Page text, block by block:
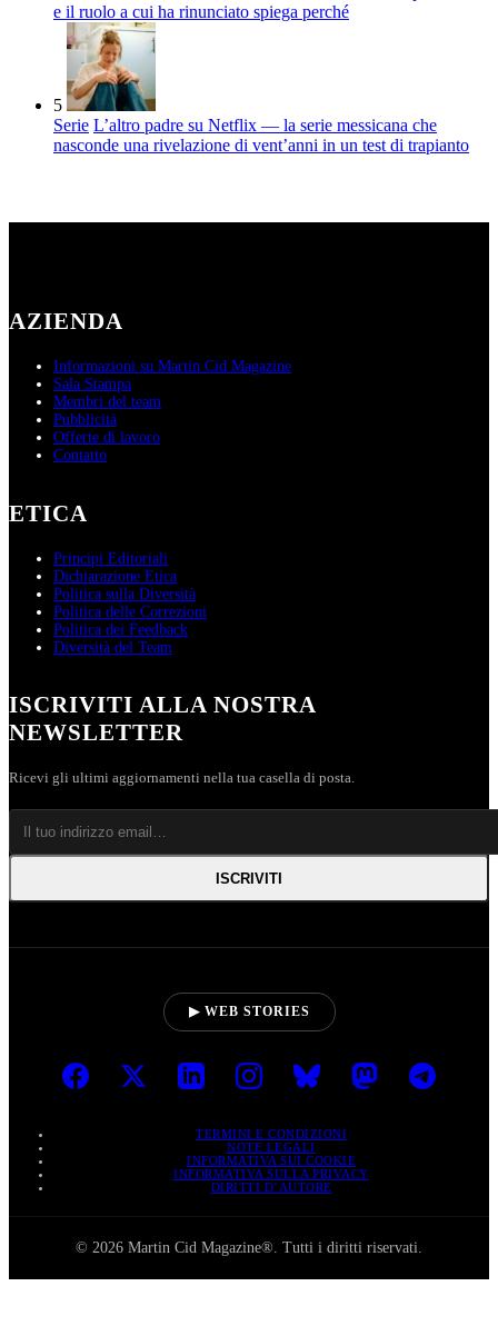
e il ruolo a cui ha rinunciato spiega perché
5
Serie L’altro padre su Netflix — la serie messicana che
nasconde una rivelazione di vent’anni in un test di trapianto
AZIENDA
Informazioni su Martin Cid Magazine
Sala Stampa
Membri del team
Pubblicità
Offerte di lavoro
Contatto
ETICA
Principi Editoriali
Dichiarazione Etica
Politica sulla Diversità
Politica delle Correzioni
Politica dei Feedback
Diversità del Team
ISCRIVITI ALLA NOSTRA
NEWSLETTER
Ricevi gli ultimi aggiornamenti nella tua casella di posta.
ISCRIVITI
▶ WEB STORIES
TERMINI E CONDIZIONI
NOTE LEGALI
INFORMATIVA SUI COOKIE
INFORMATIVA SULLA PRIVACY
DIRITTI D’AUTORE
© 2026 Martin Cid Magazine®. Tutti i diritti riservati.